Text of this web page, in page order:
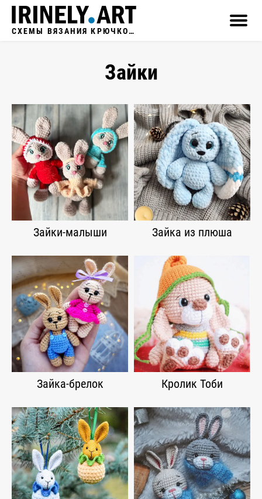
СХЕМЫ ВЯЗАНИЯ КРЮЧКОМ
Зайки
Зайки-малыши Зайка из плюша
Зайка-брелок Кролик Тоби